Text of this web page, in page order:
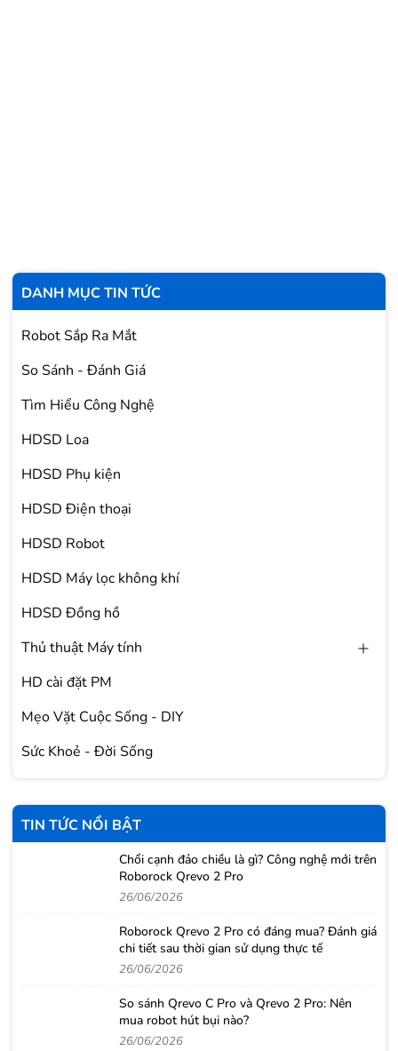
DANH MỤC TIN TỨC
Robot Sắp Ra Mắt
So Sánh - Đánh Giá
Tìm Hiểu Công Nghệ
HDSD Loa
HDSD Phụ kiện
HDSD Điện thoại
HDSD Robot
HDSD Máy lọc không khí
HDSD Đồng hồ
Thủ thuật Máy tính
HD cài đặt PM
Mẹo Vặt Cuộc Sống - DIY
Sức Khoẻ - Đời Sống
TIN TỨC NỔI BẬT
Chổi cạnh đảo chiều là gì? Công nghệ mới trên
Roborock Qrevo 2 Pro
26/06/2026
Roborock Qrevo 2 Pro có đáng mua? Đánh giá
chi tiết sau thời gian sử dụng thực tế
26/06/2026
So sánh Qrevo C Pro và Qrevo 2 Pro: Nên
mua robot hút bụi nào?
26/06/2026